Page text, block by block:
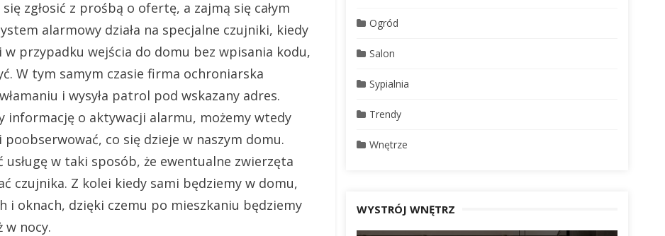
zgłosić z prośbą o ofertę, a zajmą się całym
alarmowy działa na specjalne czujniki, kiedy
w przypadku wejścia do domu bez wpisania kodu,
W tym samym czasie firma ochroniarska
i wysyła patrol pod wskazany adres.
informację o aktywacji alarmu, możemy wtedy
co się dzieje w naszym domu.
w taki sposób, że ewentualne zwierzęta
czujnika. Z kolei kiedy sami będziemy w domu,
i oknach, dzięki czemu po mieszkaniu będziemy
w nocy.
Ogród
Salon
Sypialnia
Trendy
Wnętrze
WYSTRÓJ WNĘTRZ